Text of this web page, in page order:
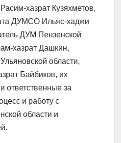
хазрат Кузяхметов,
ДУМСО Ильяс-хаджи
ДУМ Пензенской
хазрат Дашкин,
области,
Байбиков, их
ответственные за
и работу с
области и